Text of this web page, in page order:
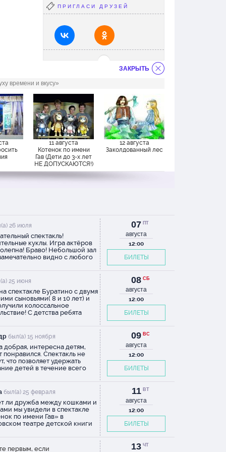
раз
v
было
(4 г.
её
и
ПРИГЛАСИ ДРУЗЕЙ
ЗАКРЫТЬ
времени и вкусу»
11 августа
Котенок по имени
Гав (Дети до 3-х лет
НЕ ДОПУСКАЮТСЯ!)
12 августа
Заколдованный лес
26 июля
спектакль!
куклы. Игра актёров
Браво! Небольшой зал
видно с любого
юным зрителям о
поведения в театре очень
Смотрели с
, моим детям 10 и 6.
07 ПТ
августа
12:00
БИЛЕТЫ
25 июня
спектакле Буратино с двумя
сыновьями( 8 и 10 лет) и
колоссальное
С детства ребята
Это классический буратино,
и разными куклами.
огромные Карабас с
и совсем маленькие
Буратино очень
А финальная встреча
смешные сцены Базилио и
Детям понравилась
и ее танец, они очень
хохотали. В общем
веселый, не оставит
ни одного ребенка. А
решений. Я бы с
08 СБ
августа
12:00
БИЛЕТЫ
был(а) 15 ноября
добрая, интересна детям,
понравился. Спектакль не
что позволяет удержать
детей в течение всего
09 ВС
августа
12:00
БИЛЕТЫ
был(а) 25 февраля
ли дружба между кошками и
мы увидели в спектакле
по имени Гав» в
театре детской книги
художник-постановщик
11 ВТ
августа
12:00
БИЛЕТЫ
первым, если
13 ЧТ